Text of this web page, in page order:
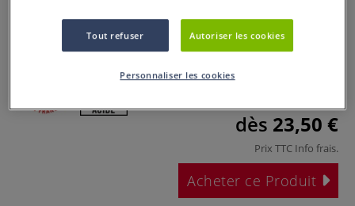
Pastelmat est un papier unique et avant-gardiste sur le
marché du pastel.
Plus
dès 23,50 €
Prix TTC Info frais.
Acheter ce Produit
Tout refuser Autoriser les cookies
Personnaliser les cookies